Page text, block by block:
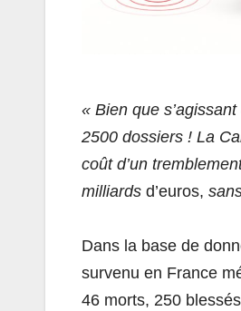
« Bien que
2500 dossiers ! La
coût d’un
milliards d’euros,
Dans la base de
survenu en France
46 morts, 250